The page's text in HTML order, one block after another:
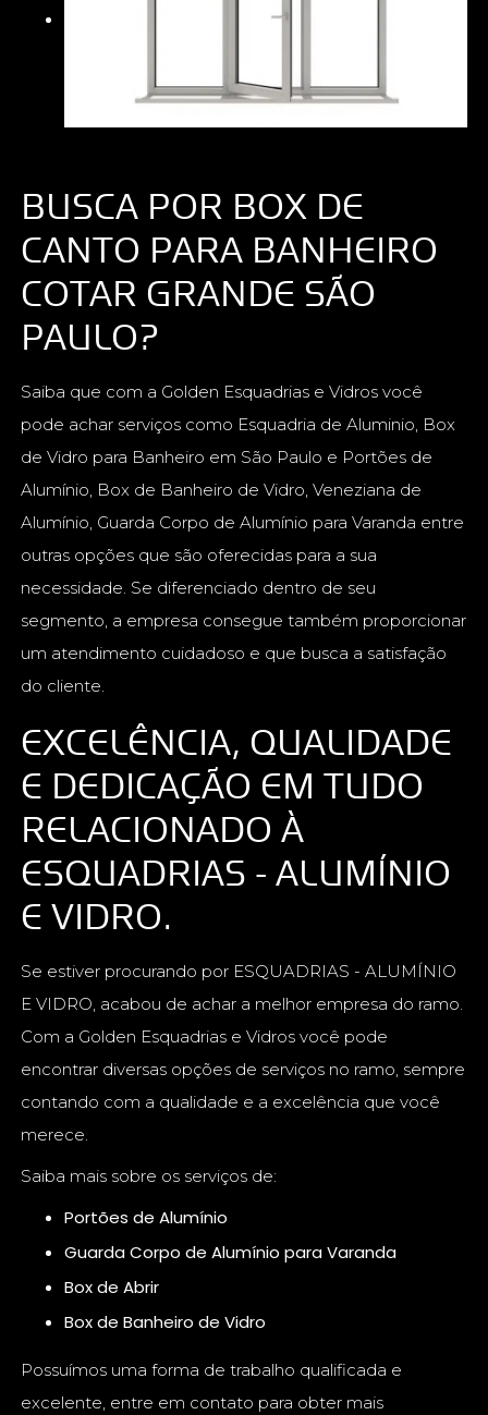
BUSCA POR BOX DE
CANTO PARA BANHEIRO
COTAR GRANDE SÃO
PAULO?
Saiba que com a Golden Esquadrias e Vidros você
pode achar serviços como Esquadria de Aluminio, Box
de Vidro para Banheiro em São Paulo e Portões de
Alumínio, Box de Banheiro de Vidro, Veneziana de
Alumínio, Guarda Corpo de Alumínio para Varanda entre
outras opções que são oferecidas para a sua
necessidade. Se diferenciado dentro de seu
segmento, a empresa consegue também proporcionar
um atendimento cuidadoso e que busca a satisfação
do cliente.
EXCELÊNCIA, QUALIDADE
E DEDICAÇÃO EM TUDO
RELACIONADO À
ESQUADRIAS - ALUMÍNIO
E VIDRO.
Se estiver procurando por ESQUADRIAS - ALUMÍNIO
E VIDRO, acabou de achar a melhor empresa do ramo.
Com a Golden Esquadrias e Vidros você pode
encontrar diversas opções de serviços no ramo, sempre
contando com a qualidade e a excelência que você
merece.
Saiba mais sobre os serviços de:
Portões de Alumínio
Guarda Corpo de Alumínio para Varanda
Box de Abrir
Box de Banheiro de Vidro
Possuímos uma forma de trabalho qualificada e
excelente, entre em contato para obter mais